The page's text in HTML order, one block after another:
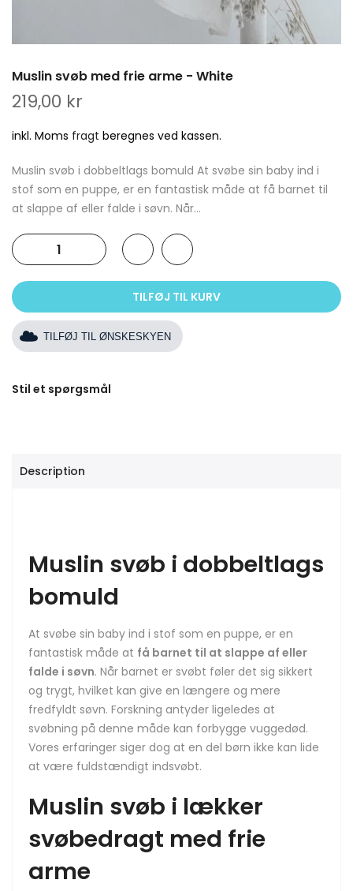
Muslin svøb med frie arme - White
219,00 kr
inkl. Moms fragt beregnes ved kassen.
Muslin svøb i dobbeltlags bomuld At svøbe sin baby ind i
stof som en puppe, er en fantastisk måde at få barnet til
at slappe af eller falde i søvn. Når...
TILFØJ TIL KURV
TILFØJ TIL ØNSKESKYEN
Stil et spørgsmål
Description
Muslin svøb i dobbeltlags
bomuld
At svøbe sin baby ind i stof som en puppe, er en
fantastisk måde at få barnet til at slappe af eller
falde i søvn. Når barnet er svøbt føler det sig sikkert
og trygt, hvilket kan give en længere og mere
fredfyldt søvn. Forskning antyder ligeledes at
svøbning på denne måde kan forbygge vuggedød.
Vores erfaringer siger dog at en del børn ikke kan lide
at være fuldstændigt indsvøbt.
Muslin svøb i lækker
svøbedragt med frie
arme